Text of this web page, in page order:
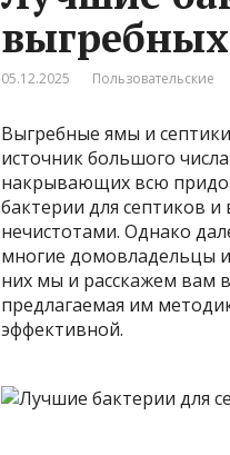
05.12.2025 Пользовательские
Выгребные ямы и
источник большого
накрывающих всю
бактерии для септиков
нечистотами. Однако
многие домовладельцы
них мы и расскажем вам
предлагаемая им
эффективной.